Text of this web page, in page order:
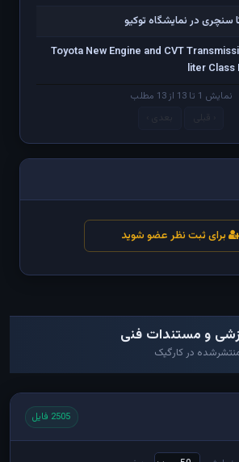
سنچری در نمایشگاه توکیو
2019 Toyota New Engine and CVT
liter Class
نمایش 1 تا 13 از 13 مطلب
برای ثبت نظر عضو شوید
و مستندات فنی
در کارگیک
2505 فایل